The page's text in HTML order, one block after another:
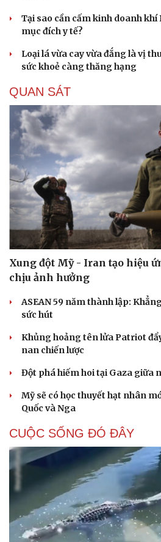
Tại sao cần cấm kinh doanh khí
mục đích y tế?
Loại lá vừa cay vừa đắng là vị
sức khoẻ càng thăng hạng
QUAN SÁT
Xung đột Mỹ - Iran tạo hiệu
chịu ảnh hưởng
ASEAN 59 năm thành lập:
sức hút
Khủng hoảng tên lửa Patriot
nan chiến lược
Đột phá hiếm hoi tại Gaza giữa
Mỹ sẽ có học thuyết hạt nhân
Quốc và Nga
CUỘC SỐNG ĐÓ ĐÂY